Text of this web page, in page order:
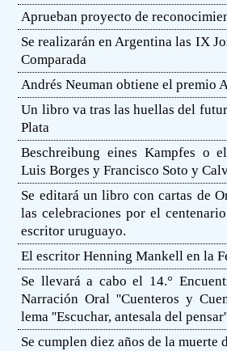
Aprueban proyecto de
Se realizarán en Argentina las IX
Comparada
Andrés Neuman obtiene el premio
Un libro va tras las huellas del
Plata
Beschreibung eines Kampfes o
Luis Borges y Francisco Soto y
Se editará un libro con cartas de
las celebraciones por el
escritor uruguayo.
El escritor Henning Mankell en la
Se llevará a cabo el 14.°
Narración Oral ''Cuenteros y
lema ''Escuchar, antesala del
Se cumplen diez años de la muerte